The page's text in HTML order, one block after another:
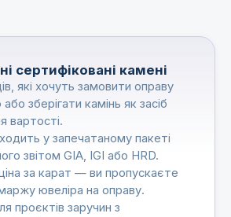
сертифіковані камені
які хочуть замовити оправу
зберігати камінь як засіб
вартості.
у запечатаному пакеті
звітом GIA, IGI або HRD.
за карат — ви пропускаєте
ювеліра на оправу.
проєктів заручин з